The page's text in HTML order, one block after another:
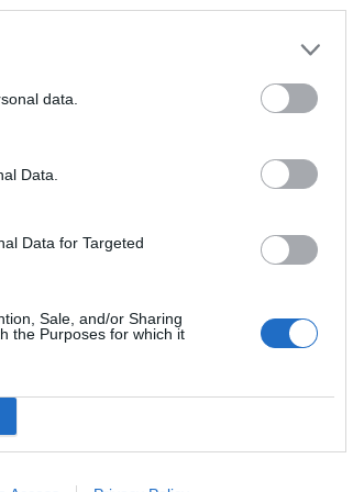
data.
Data.
Data for Targeted
Sale, and/or Sharing
the Purposes for which it
2018 0
Brdy. Jedná se o
nepřístupným terénem,